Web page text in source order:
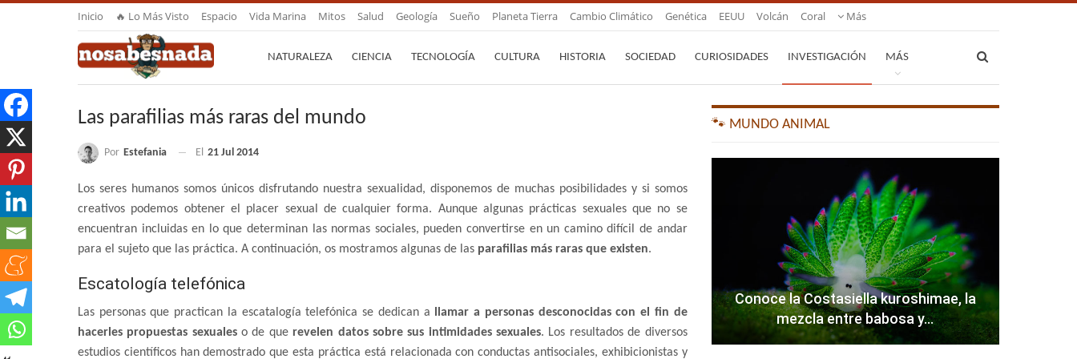
Inicio 🔥 Lo Más Visto Espacio Vida Marina Mitos Salud Geología Sueño Planeta Tierra Cambio Climático Genética EEUU Volcán Coral Más
NATURALEZA CIENCIA TECNOLOGÍA CULTURA HISTORIA SOCIEDAD CURIOSIDADES INVESTIGACIÓN MÁS
Las parafilias más raras del mundo
Por Estefania El 21 Jul 2014
Los seres humanos somos únicos disfrutando nuestra sexualidad, disponemos de muchas posibilidades y si somos
creativos podemos obtener el placer sexual de cualquier forma. Aunque algunas prácticas sexuales que no se
encuentran incluidas en lo que determinan las normas sociales, pueden convertirse en un camino difícil de andar
para el sujeto que las práctica. A continuación, os mostramos algunas de las parafilias más raras que existen.
Escatología telefónica
Las personas que practican la escatalogía telefónica se dedican a llamar a personas desconocidas con el fin de
hacerles propuestas sexualeso de querevelen datos sobre sus intimidades sexuales. Los resultados de diversos
estudios científicos han demostrado que esta práctica está relacionada con conductas antisociales, exhibicionistas y
🐾 MUNDO ANIMAL
Conoce la Costasiella kuroshimae, la
mezcla entre babosa y…